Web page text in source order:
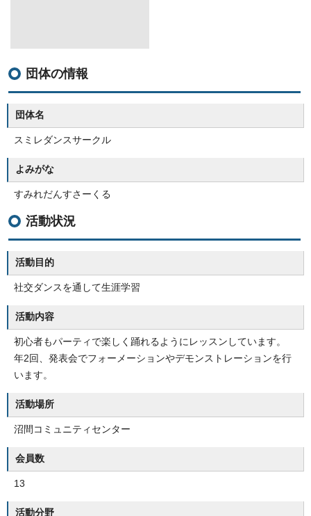
団体の情報
団体名
スミレダンスサークル
よみがな
すみれだんすさーくる
活動状況
活動目的
社交ダンスを通して生涯学習
活動内容
初心者もパーティで楽しく踊れるようにレッスンしています。
年2回、発表会でフォーメーションやデモンストレーションを行
います。
活動場所
沼間コミュニティセンター
会員数
13
活動分野